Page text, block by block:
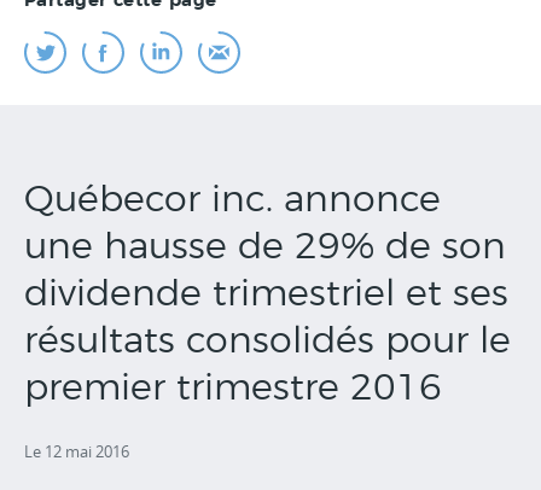
Québecor inc. annonce
une hausse de 29% de son
dividende trimestriel et ses
résultats consolidés pour le
premier trimestre 2016
Le 12 mai 2016